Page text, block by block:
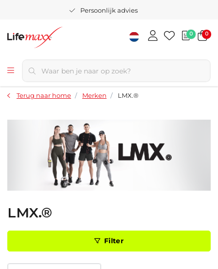
Persoonlijk advies
0 0
Terug naar home Merken LMX.®
LMX.®
Filter